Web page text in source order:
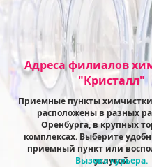
Адреса филиалов
"Кристалл"
Приемные пункты
расположены в разных
Оренбурга, в крупных
комплексах. Выберите
приемный пункт или
услугой
Вызова курьера.